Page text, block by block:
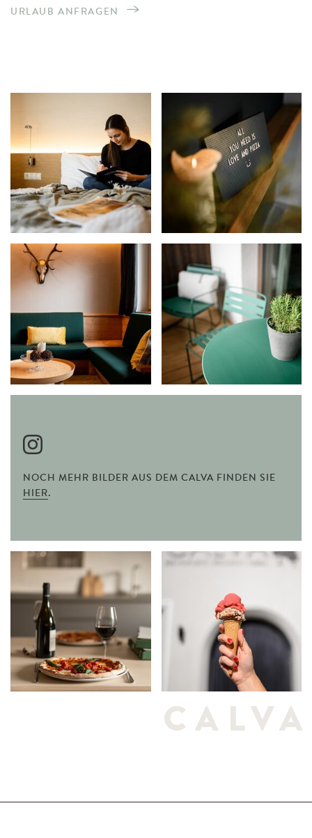
URLAUB ANFRAGEN
NOCH MEHR BILDER AUS DEM CALVA FINDEN SIE
HIER.
CALVA